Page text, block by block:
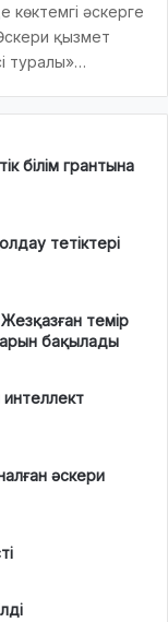
көктемгі әскерге
қызмет
туралы»…
білім грантына
тетіктері
темір
бақылады
әскери